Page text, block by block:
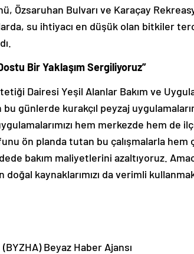
Özsaruhan Bulvarı ve Karaçay
su ihtiyacı en düşük olan bitkiler
Bir Yaklaşım Sergiliyoruz”
Dairesi Yeşil Alanlar Bakım ve
bu günlerde kurakçıl peyzaj
hem merkezde hem de
ön planda tutan bu çalışmalarla
bakım maliyetlerini azaltıyoruz.
doğal kaynaklarımızı da verimli
Beyaz Haber Ajansı